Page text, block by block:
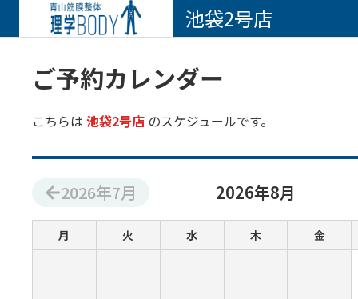
池袋2号店
ご予約カレンダー
こちらは 池袋2号店 のスケジュールです。
2026年7月 2026年8月
月 火 水 木 金